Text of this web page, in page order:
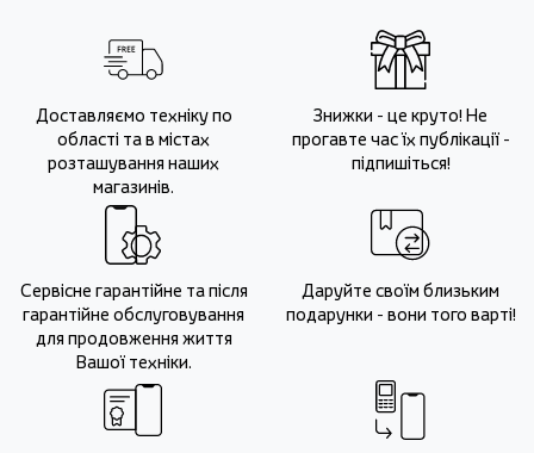
Доставляємо техніку по
області та в містах
розташування наших
магазинів.
Знижки - це круто! Не
прогавте час їх публікації -
підпишіться!
Сервісне гарантійне та після
гарантійне обслуговування
для продовження життя
Вашої техніки.
Даруйте своїм близьким
подарунки - вони того варті!